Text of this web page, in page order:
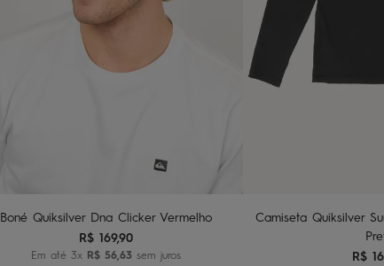
Adicionar ao carrinho
Boné Quiksilver Dna Clicker Vermelho
R$ 169,90
Em até3x R$ 56,63 sem juros
Camiseta Quiksilver
R$